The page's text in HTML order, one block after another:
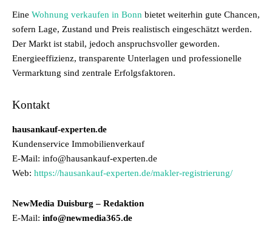
Eine Wohnung verkaufen in Bonn bietet weiterhin gute Chancen,
sofern Lage, Zustand und Preis realistisch eingeschätzt werden.
Der Markt ist stabil, jedoch anspruchsvoller geworden.
Energieeffizienz, transparente Unterlagen und professionelle
Vermarktung sind zentrale Erfolgsfaktoren.
Kontakt
hausankauf-experten.de
Kundenservice Immobilienverkauf
E-Mail: info@hausankauf-experten.de
Web: https://hausankauf-experten.de/makler-registrierung/
NewMedia Duisburg – Redaktion
E-Mail: info@newmedia365.de